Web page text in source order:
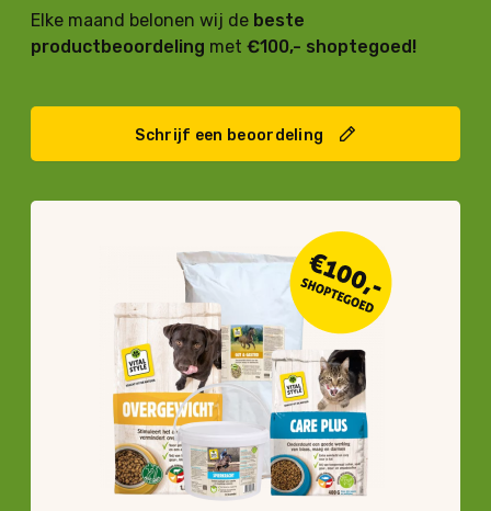
Elke maand belonen wij de beste
productbeoordeling met €100,- shoptegoed!
Schrijf een beoordeling